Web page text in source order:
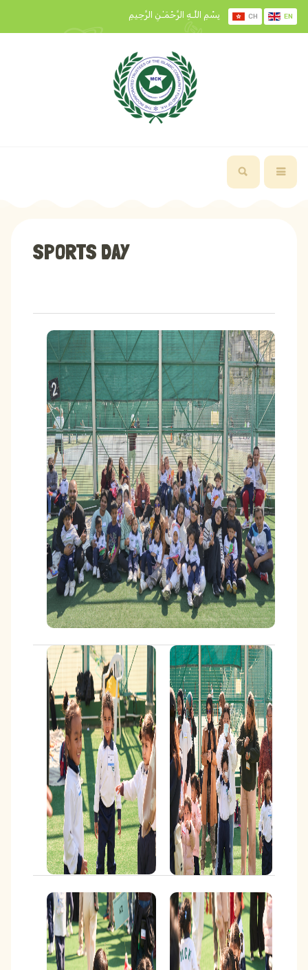
بِسْمِ اللَّـهِ الرَّحْمَـٰنِ الرَّحِيمِ CH EN
SPORTS DAY